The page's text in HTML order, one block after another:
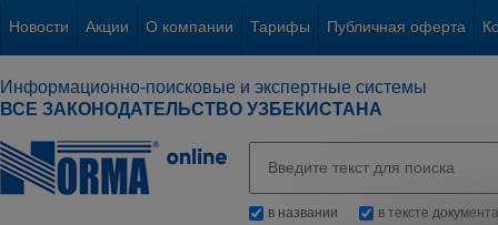
Новости Акции О компании Тарифы Публичная оферта
Информационно-поисковые и экспертные системы
ВСЕ ЗАКОНОДАТЕЛЬСТВО УЗБЕКИСТАНА
в названии в тексте документа